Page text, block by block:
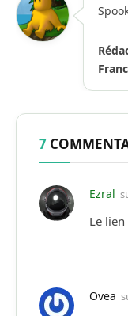
7
Ezral
Le
Ovea